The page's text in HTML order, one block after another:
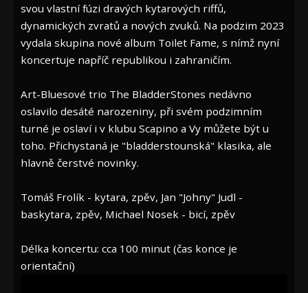
svou vlastní fúzi dravých kytarových riffů,
dynamických zvratů a nových zvuků. Na podzim 2023
vydala skupina nové album Toilet Fame, s nímž nyní
koncertuje napříč republikou i zahraničím.
Art-Bluesové trio The BladderStones nedávno
oslavilo desáté narozeniny, při svém podzimním
turné je oslaví i v klubu Scapino a Vy můžete být u
toho. Přichystaná je "bladderstounská" klasika, ale
hlavně čerstvé novinky.
Tomáš Frolík - kytara, zpěv, Jan "Johny" Judl -
baskytara, zpěv, Michael Nosek - bicí, zpěv
Délka koncertu: cca 100 minut (čas konce je
orientační)